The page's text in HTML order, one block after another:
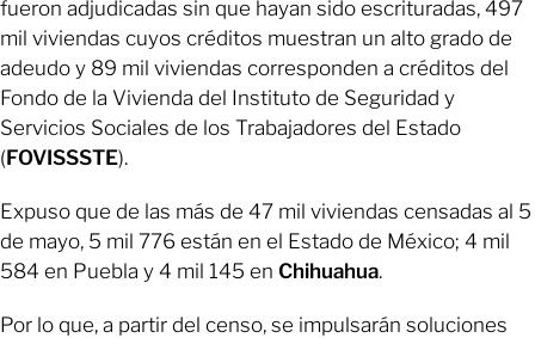
fueron adjudicadas sin que hayan sido escrituradas, 497
mil viviendas cuyos créditos muestran un alto grado de
adeudo y 89 mil viviendas corresponden a créditos del
Fondo de la Vivienda del Instituto de Seguridad y
Servicios Sociales de los Trabajadores del Estado
(FOVISSSTE).
Expuso que de las más de 47 mil viviendas censadas al 5
de mayo, 5 mil 776 están en el Estado de México; 4 mil
584 en Puebla y 4 mil 145 en Chihuahua.
Por lo que, a partir del censo, se impulsarán soluciones